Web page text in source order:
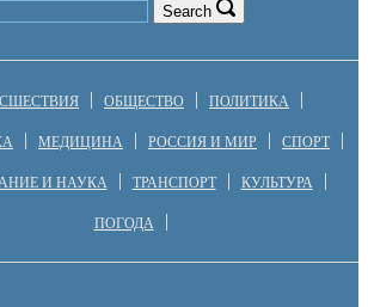
Search
ОБЩЕСТВО ПОЛИТИКА
МЕДИЦИНА РОССИЯ И МИР СПОРТ
И НАУКА ТРАНСПОРТ КУЛЬТУРА
ПОГОДА